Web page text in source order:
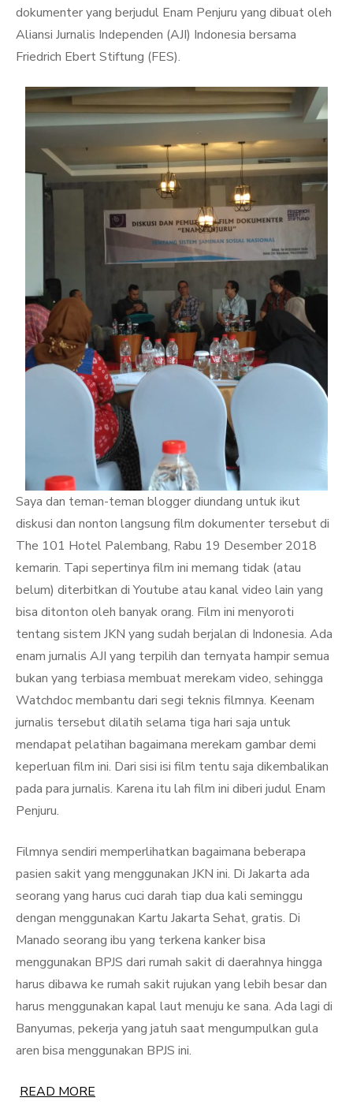
dokumenter yang berjudul Enam Penjuru yang dibuat oleh
Aliansi Jurnalis Independen (AJI) Indonesia bersama
Friedrich Ebert Stiftung (FES).
Saya dan teman-teman blogger diundang untuk ikut
diskusi dan nonton langsung film dokumenter tersebut di
The 101 Hotel Palembang, Rabu 19 Desember 2018
kemarin. Tapi sepertinya film ini memang tidak (atau
belum) diterbitkan di Youtube atau kanal video lain yang
bisa ditonton oleh banyak orang. Film ini menyoroti
tentang sistem JKN yang sudah berjalan di Indonesia. Ada
enam jurnalis AJI yang terpilih dan ternyata hampir semua
bukan yang terbiasa membuat merekam video, sehingga
Watchdoc membantu dari segi teknis filmnya. Keenam
jurnalis tersebut dilatih selama tiga hari saja untuk
mendapat pelatihan bagaimana merekam gambar demi
keperluan film ini. Dari sisi isi film tentu saja dikembalikan
pada para jurnalis. Karena itu lah film ini diberi judul Enam
Penjuru.
Filmnya sendiri memperlihatkan bagaimana beberapa
pasien sakit yang menggunakan JKN ini. Di Jakarta ada
seorang yang harus cuci darah tiap dua kali seminggu
dengan menggunakan Kartu Jakarta Sehat, gratis. Di
Manado seorang ibu yang terkena kanker bisa
menggunakan BPJS dari rumah sakit di daerahnya hingga
harus dibawa ke rumah sakit rujukan yang lebih besar dan
harus menggunakan kapal laut menuju ke sana. Ada lagi di
Banyumas, pekerja yang jatuh saat mengumpulkan gula
aren bisa menggunakan BPJS ini.
READ MORE